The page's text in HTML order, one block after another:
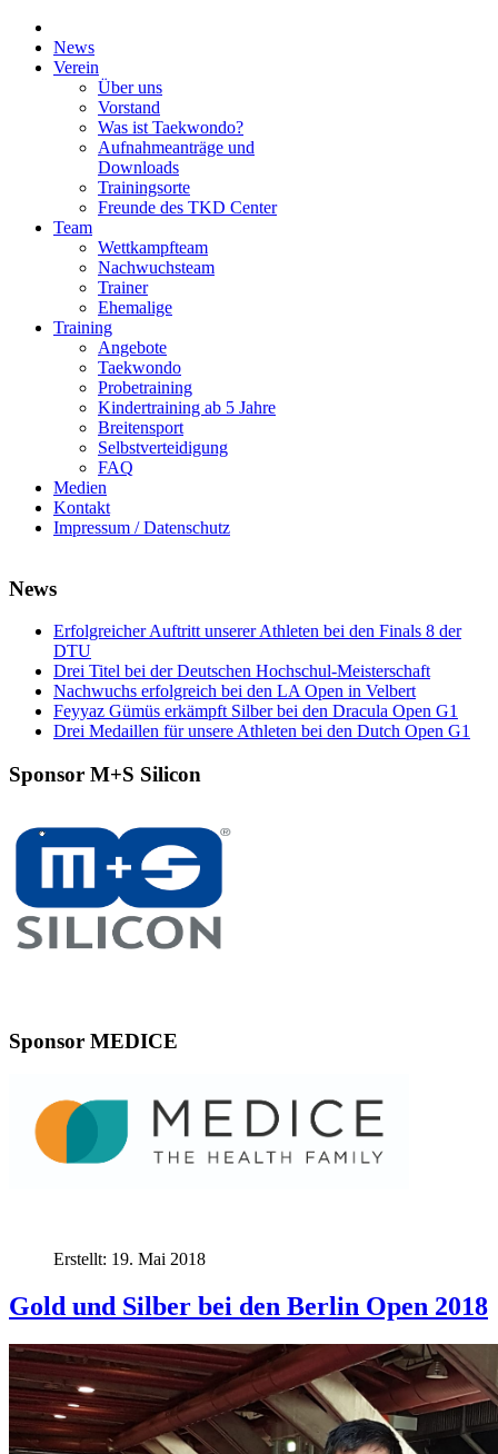
News
Verein
Über uns
Vorstand
Was ist Taekwondo?
Aufnahmeanträge und
Downloads
Trainingsorte
Freunde des TKD Center
Team
Wettkampfteam
Nachwuchsteam
Trainer
Ehemalige
Training
Angebote
Taekwondo
Probetraining
Kindertraining ab 5 Jahre
Breitensport
Selbstverteidigung
FAQ
Medien
Kontakt
Impressum / Datenschutz
News
Erfolgreicher Auftritt unserer Athleten bei den Finals 8 der
DTU
Drei Titel bei der Deutschen Hochschul-Meisterschaft
Nachwuchs erfolgreich bei den LA Open in Velbert
Feyyaz Gümüs erkämpft Silber bei den Dracula Open G1
Drei Medaillen für unsere Athleten bei den Dutch Open G1
Sponsor M+S Silicon
Sponsor MEDICE
Erstellt: 19. Mai 2018
Gold und Silber bei den Berlin Open 2018